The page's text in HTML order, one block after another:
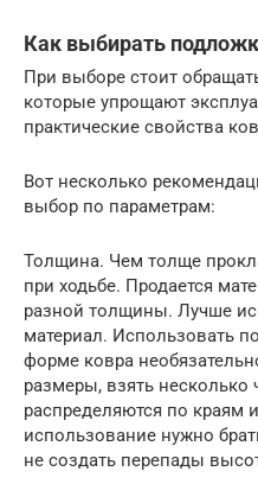
Как выбирать
При выборе стоит
которые упрощают
практические свойства
Вот несколько
выбор по параметрам:
Толщина. Чем толще
при ходьбе. Продается
разной толщины. Лучше
материал. Использовать
форме ковра
размеры, взять несколько
распределяются по краям
использование нужно
не создать перепады